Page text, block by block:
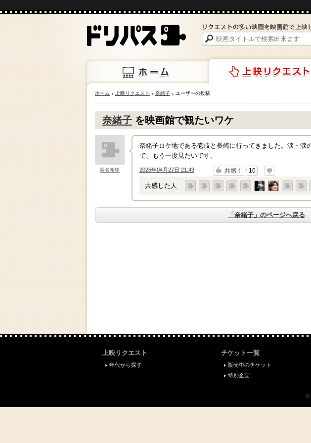
ホーム 上映リクエスト
ホーム 上映リクエスト 奈緒子 ユーザーの投稿
奈緒子 を映画館で観たいワケ
匿名希望
奈緒子ロケ地である壱岐と長崎に行ってきました。涙・涙
で、もう一度見たいです。
2026年04月27日 21:49
↑ 共感！ 10
↓
共感した人
「奈緒子」のページへ戻る
上映リクエスト
年代から探す
チケット一覧
販売中のチケット
特別企画
©